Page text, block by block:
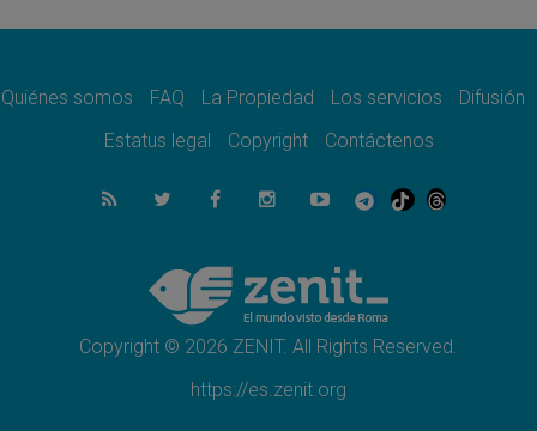
07.08.2026
07.08.2026
el compromiso del cristiano"
La matanza de niños en Gaza no cesa: 300
muertos en 300 días
Tagle: La guerra desfigura el mundo, solo la
revelación de Dios lo transfigura
Quiénes somos FAQ La Propiedad Los servicios
Difusión
Estatus legal
Copyright Contáctenos
Copyright © 2026 ZENIT. All Rights Reserved.
https://es.zenit.org